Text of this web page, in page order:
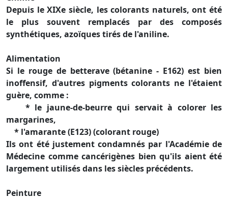
Depuis le XIXe siècle, les colorants naturels, ont été
le plus souvent remplacés par des composés
synthétiques, azoïques tirés de l'aniline.
Alimentation
Si le rouge de betterave (bétanine - E162) est bien
inoffensif, d'autres pigments colorants ne l'étaient
guère, comme :
* le jaune-de-beurre qui servait à colorer les
margarines,
* l'amarante (E123) (colorant rouge)
Ils ont été justement condamnés par l'Académie de
Médecine comme cancérigènes bien qu'ils aient été
largement utilisés dans les siècles précédents.
Peinture